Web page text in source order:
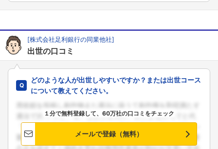
[株式会社足利銀行の同業他社]
出世の口コミ
どのような人が出世しやすいですか？または出世コース
について教えてください。
１分で無料登録して、60万社の口コミをチェック
メールで登録（無料）